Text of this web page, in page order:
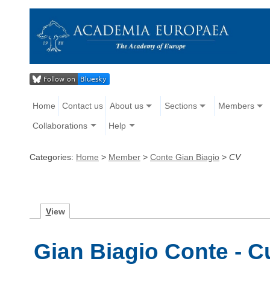
Home Contact us About us Sections Members
Collaborations Help
Categories: Home > Member > Conte Gian Biagio > CV
View
Gian Biagio Conte -